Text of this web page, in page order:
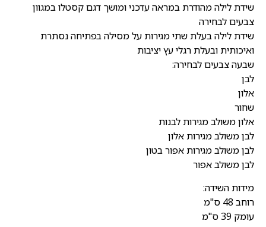
שידת לילה מהודרת במראה עדכני ומושך דגם קסטלו במגוון
צבעים לבחירה
שידת לילה בעלת שתי מגירות על מסילה בפתיחה נסתרת
ואיכותית ובעלת רגלי עץ יציבות
שבעה צבעים לבחירה:
לבן
אלון
שחור
אלון משולב מגירות לבנות
לבן משולב מגירות אלון
לבן משולב מגירות אפור בטון
לבן משולב אפור
מידות השידה:
רוחב 48 ס"מ
עומק 39 ס"מ